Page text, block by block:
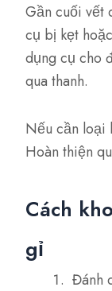
Gần cuối vết
cụ bị kẹt
dụng cụ cho
qua thanh.
Nếu cần loại
Hoàn thiện
Cách
gỉ
Đánh